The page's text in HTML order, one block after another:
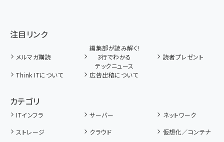
注目リンク
メルマガ購読
編集部が読み解く!
3行でわかる
テックニュース
読者プレゼント
Think ITについて 広告出稿について
カテゴリ
ITインフラ サーバー
ネットワーク
ストレージ
クラウド
仮想化／コンテナ